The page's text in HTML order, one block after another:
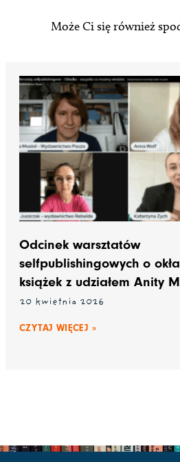
Może Ci się również
Odcinek warsztatów
selfpublishingowych o
książek z udziałem Anity
20 kwietnia 2026
CZYTAJ WIĘCEJ »